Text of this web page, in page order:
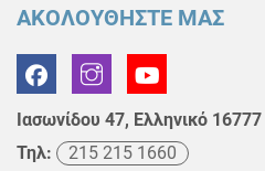
ΑΚΟΛΟΥΘΗΣΤΕ ΜΑΣ
Ιασωνίδου 47, Ελληνικό 16777
Τηλ:
215 215 1660